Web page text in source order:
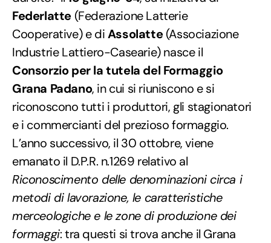
Federlatte (Federazione Latterie
Cooperative) e diAssolatte(Associazione
Industrie Lattiero-Casearie) nasce il
Consorzio per la tutela del Formaggio
Grana Padano, in cui si riuniscono e si
riconoscono tutti i produttori, gli stagionatori
e i commercianti del prezioso formaggio.
L’anno successivo, il 30 ottobre, viene
emanato il D.P.R. n.1269 relativo al
Riconoscimento delle denominazioni circa i
metodi di lavorazione, le caratteristiche
merceologiche e le zone di produzione dei
formaggi: tra questi si trova anche il Grana